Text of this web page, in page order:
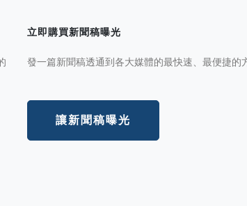
立即購買新聞稿曝光
發一篇新聞稿透通到各大媒體的最快速、最便捷的
讓新聞稿曝光